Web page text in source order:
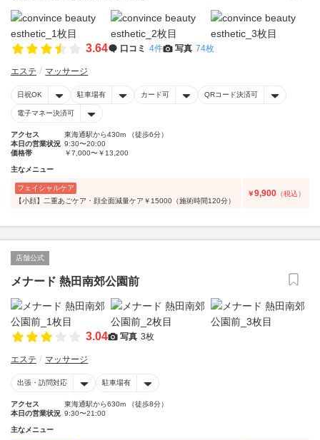
3.64 口コミ 4件 写真 74枚
エステ マッサージ
日祝OK 駐車場有 カード可 QRコード決済可
電子マネー決済可
アクセス
東海通駅から430m （徒歩6分）
本日の営業状況 9:30〜20:00
価格帯
￥7,000〜￥13,200
主なメニュー
フェイシャルケア
【小顔】二重あごケア・顔全面減量ケア￥15000（施術時間120分）
￥9,900 （税込）
店舗公式
メナード 熱田南郊公園前
3.04 写真 3枚
エステ マッサージ
出張・訪問対応 駐車場有
アクセス
東海通駅から630m （徒歩8分）
本日の営業状況 9:30〜21:00
主なメニュー